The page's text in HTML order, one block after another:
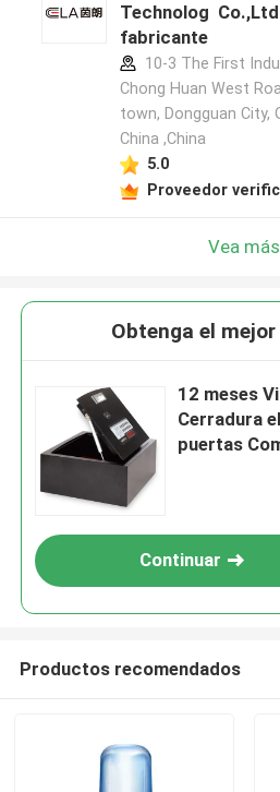
Technolog
fabricante
10-3 The First
Chong Huan West
town, Dongguan City,
China ,China
5.0
Proveedor
Vea más
Obtenga el
12 meses
Cerradura
puertas
Continuar
Productos recomendados